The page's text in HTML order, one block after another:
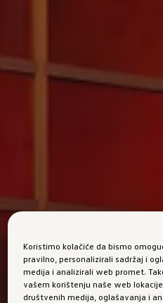
Koristimo kolačiće da bismo
pravilno, personalizirali sadržaj i
medija i analizirali web promet.
vašem korištenju naše web
društvenih medija, oglašavanja i